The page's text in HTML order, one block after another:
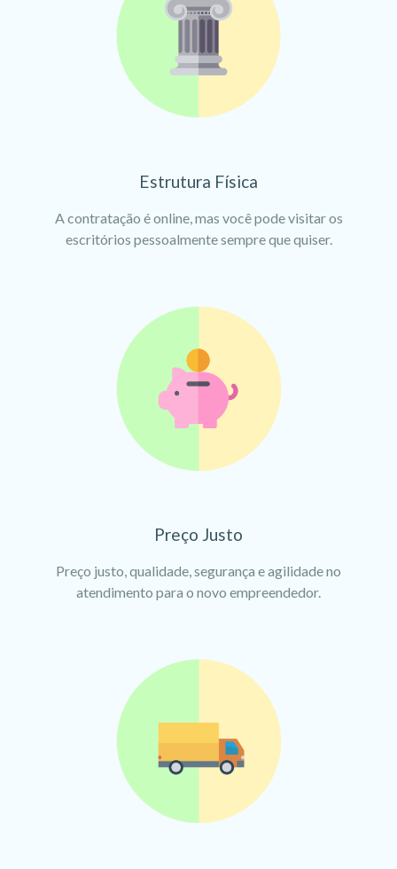
Estrutura Física
A contratação é online, mas você pode visitar os
escritórios pessoalmente sempre que quiser.
Preço Justo
Preço justo, qualidade, segurança e agilidade no
atendimento para o novo empreendedor.